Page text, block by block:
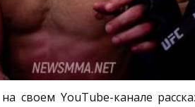
своем YouTube-канале